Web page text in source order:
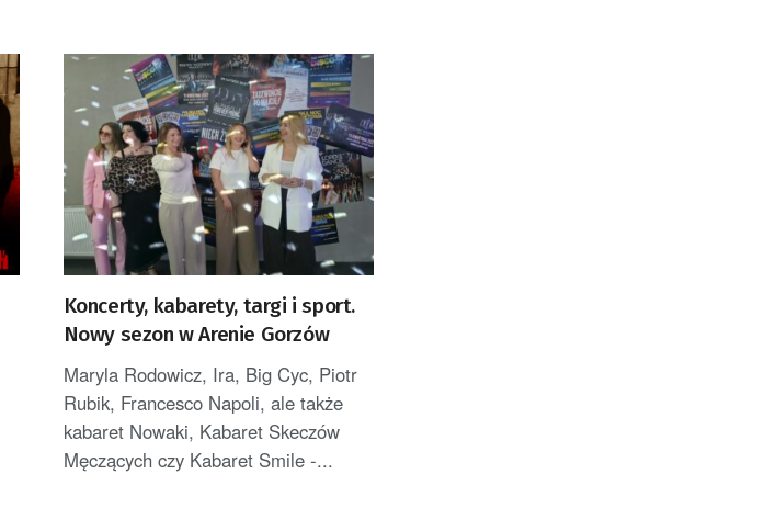
Koncerty, kabarety, targi i sport.
Nowy sezon w Arenie Gorzów
Maryla Rodowicz, Ira, Big Cyc, Piotr
Rubik, Francesco Napoli, ale także
kabaret Nowaki, Kabaret Skeczów
Męczących czy Kabaret Smile -...